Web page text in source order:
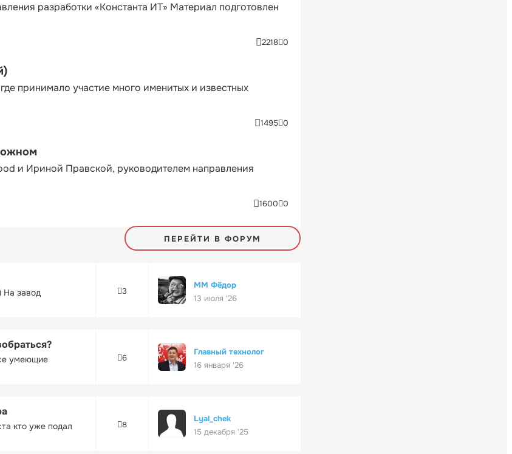
разработки «Константа ИТ» Материал подготовлен
2218 0
принимало участие много именитых и известных
1495 0
и Ириной Правской, руководителем направления
1600 0
ПЕРЕЙТИ В ФОРУМ
На завод
3
ММ Фёдор
13 июля '26
умеющие
6
Главный технолог
16 января '26
кто уже подал
8
Lyal_chek
15 декабря '25